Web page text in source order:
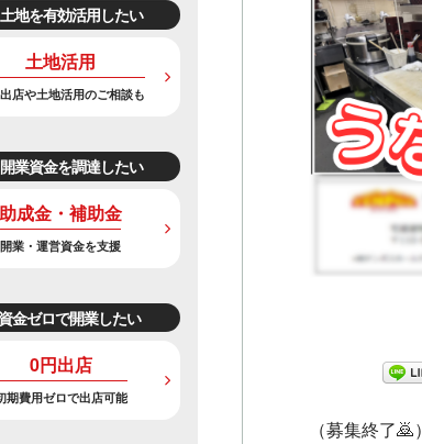
（募集終了🙇）
土地を有効活用したい
土地活用
店や土地活用のご相談も
開業資金を調達したい
助成金・補助金
開業・運営資金を支援
資金ゼロで開業したい
0円出店
期費用ゼロで出店可能